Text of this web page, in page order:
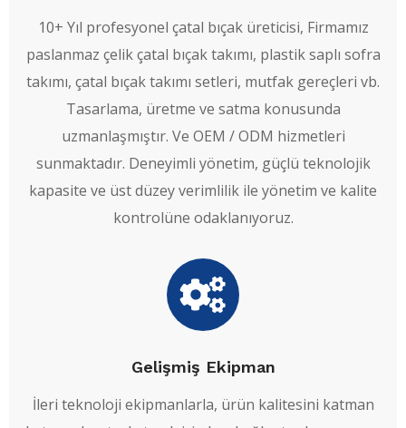
10+ Yıl profesyonel çatal bıçak üreticisi, Firmamız
paslanmaz çelik çatal bıçak takımı, plastik saplı sofra
takımı, çatal bıçak takımı setleri, mutfak gereçleri vb.
Tasarlama, üretme ve satma konusunda
uzmanlaşmıştır. Ve OEM / ODM hizmetleri
sunmaktadır. Deneyimli yönetim, güçlü teknolojik
kapasite ve üst düzey verimlilik ile yönetim ve kalite
kontrolüne odaklanıyoruz.
Gelişmiş Ekipman
İleri teknoloji ekipmanlarla, ürün kalitesini katman